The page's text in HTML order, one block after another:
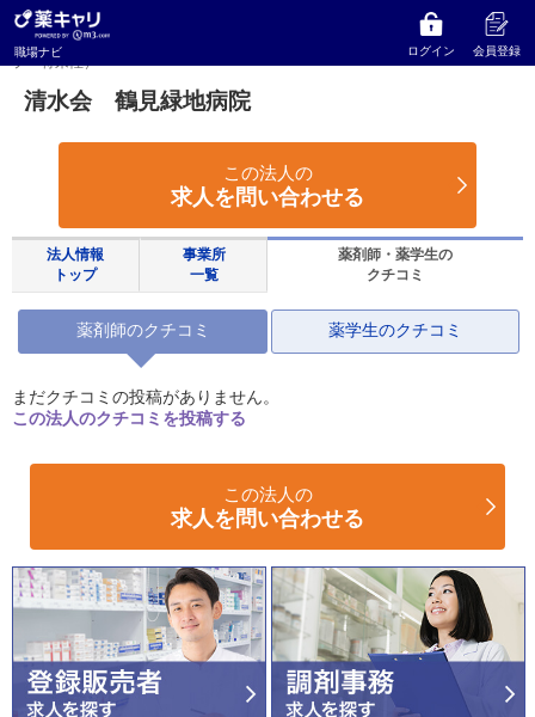
職場ナビ ログイン 会員登録
薬キャリ 職場ナビ
清水会 鶴見緑地病院
清水会 鶴見緑地病院の薬剤師のクチコミ（年収・職場環境・キャリアアッ
プ・将来性）
清水会 鶴見緑地病院
この法人の
求人を問い合わせる
法人情報
トップ
事業所
一覧
薬剤師・薬学生の
クチコミ
薬剤師のクチコミ 薬学生のクチコミ
まだクチコミの投稿がありません。
この法人のクチコミを投稿する
この法人の
求人を問い合わせる